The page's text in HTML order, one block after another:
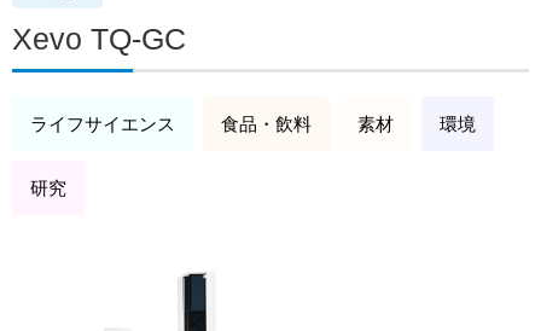
Xevo TQ-GC
ライフサイエンス 食品・飲料 素材 環境
研究